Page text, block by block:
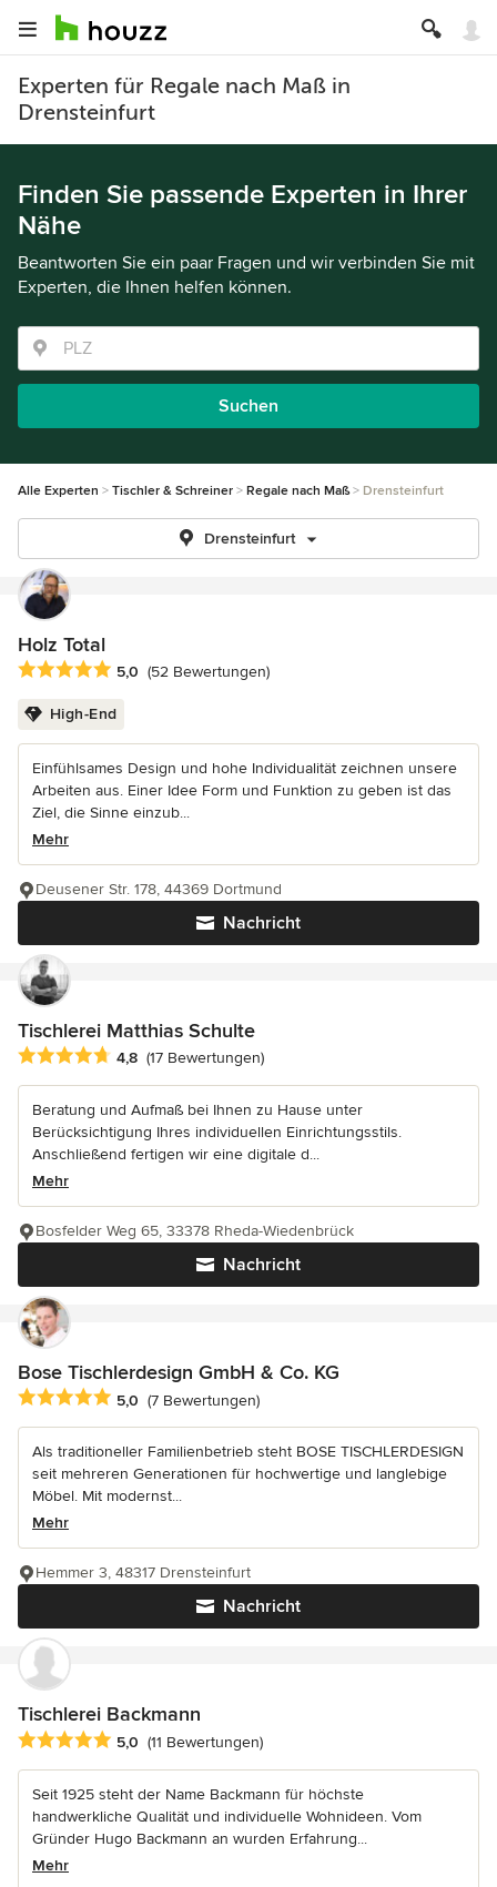
Experten für Regale nach Maß in
Drensteinfurt
Finden Sie passende Experten in Ihrer
Nähe
Beantworten Sie ein paar Fragen und wir verbinden Sie mit
Experten, die Ihnen helfen können.
Suchen
Alle Experten Tischler & Schreiner Regale nach Maß Drensteinfurt
Drensteinfurt
Holz Total
Durchschnittliche Bewertung: 5 von 5 Sternen
5,0 (52 Bewertungen)
High-End
Einfühlsames Design und hohe Individualität zeichnen unsere
Arbeiten aus. Einer Idee Form und Funktion zu geben ist das
Ziel, die Sinne einzub...
Mehr
Nachricht
Deusener Str. 178, 44369 Dortmund
Tischlerei Matthias Schulte
Durchschnittliche Bewertung: 4.8 von 5 Sternen
4,8 (17 Bewertungen)
Beratung und Aufmaß bei Ihnen zu Hause unter
Berücksichtigung Ihres individuellen Einrichtungsstils.
Anschließend fertigen wir eine digitale d...
Mehr
Nachricht
Bosfelder Weg 65, 33378 Rheda-Wiedenbrück
Bose Tischlerdesign GmbH & Co. KG
Durchschnittliche Bewertung: 5 von 5 Sternen
5,0 (7 Bewertungen)
Als traditioneller Familienbetrieb steht BOSE TISCHLERDESIGN
seit mehreren Generationen für hochwertige und langlebige
Möbel. Mit modernst...
Mehr
Nachricht
Hemmer 3, 48317 Drensteinfurt
Tischlerei Backmann
Durchschnittliche Bewertung: 5 von 5 Sternen
5,0 (11 Bewertungen)
Seit 1925 steht der Name Backmann für höchste
handwerkliche Qualität und individuelle Wohnideen. Vom
Gründer Hugo Backmann an wurden Erfahrung...
Mehr